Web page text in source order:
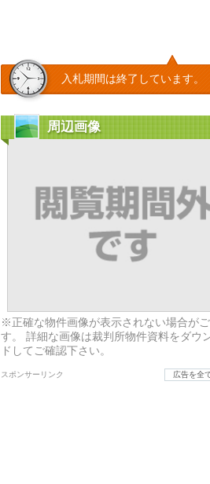
入札期間は終了しています。
周辺画像
※正確な物件画像が表示されない場合が
す。 詳細な画像は裁判所物件資料をダウ
ドしてご確認下さい。
スポンサーリンク 広告を全